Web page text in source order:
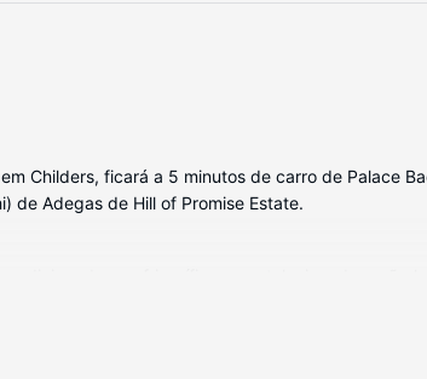
Childers, ficará a 5 minutos de carro de Palace
de Adegas de Hill of Promise Estate.
Ao final do dia, assista a uma seleção de